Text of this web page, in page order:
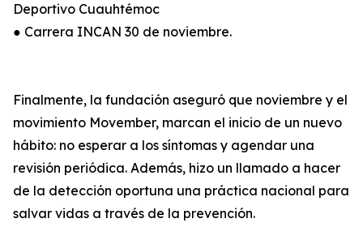
Deportivo Cuauhtémoc
● Carrera INCAN 30 de noviembre.
Finalmente, la fundación aseguró que noviembre y el
movimiento Movember, marcan el inicio de un nuevo
hábito: no esperar a los síntomas y agendar una
revisión periódica. Además, hizo un llamado a hacer
de la detección oportuna una práctica nacional para
salvar vidas a través de la prevención.